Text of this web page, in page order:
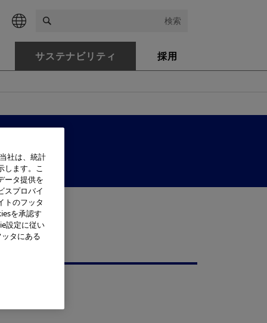
検索
サステナビリティ 採用
社は、統計
します。こ
ータ提供を
スプロバイ
トのフッタ
を承認す
設定に従い
タにある